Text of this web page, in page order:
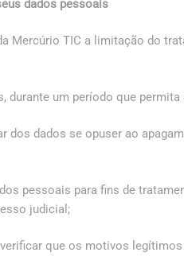
dados pessoais
Mercúrio TIC a limitação do
durante um período que
dos dados se opuser ao
pessoais para fins de
judicial;
que os motivos